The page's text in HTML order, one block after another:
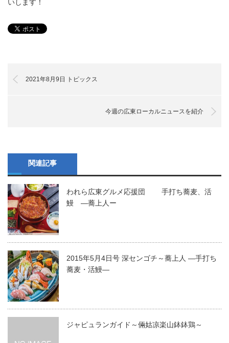
いします！
2021年8月9日 トピックス
今週の広東ローカルニュースを紹介
関連記事
われら広東グルメ応援団 手打ち蕎麦、活
鰻 ―蕎上人ー
2015年5月4日号 深センゴチ～蕎上人 ―手打ち
蕎麦・活鰻―
ジャピュランガイド～倆姑凉楽山鉢鉢鶏～